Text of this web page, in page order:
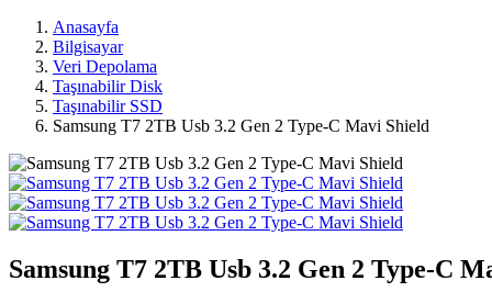
Anasayfa
Bilgisayar
Veri Depolama
Taşınabilir Disk
Taşınabilir SSD
Samsung T7 2TB Usb 3.2 Gen 2 Type-C Mavi Shield
Samsung T7 2TB Usb 3.2 Gen 2 Type-C